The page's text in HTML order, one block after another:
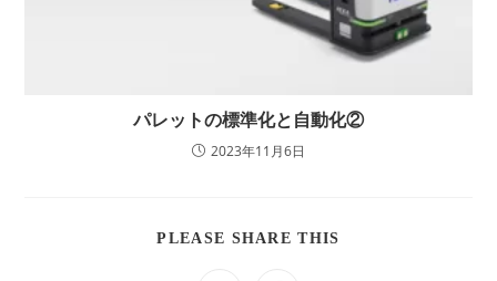
パレットの標準化と自動化②
2023年11月6日
PLEASE SHARE THIS